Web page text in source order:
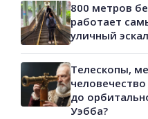
800 метров
работает
уличный
Телескопы,
до
Уэбба?